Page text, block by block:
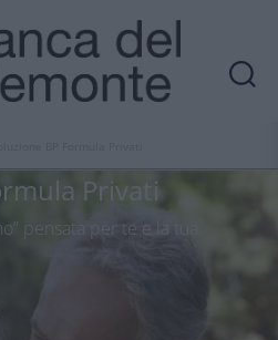
Privati
pensata per te e la tua